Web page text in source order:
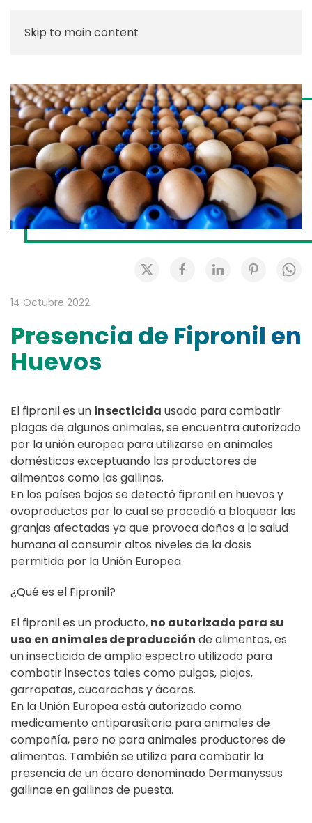
Skip to main content
14 Octubre 2022
Presencia de Fipronil en
Huevos
El fipronil es un insecticida usado para combatir
plagas de algunos animales, se encuentra autorizado
por la unión europea para utilizarse en animales
domésticos exceptuando los productores de
alimentos como las gallinas.
En los países bajos se detectó fipronil en huevos y
ovoproductos por lo cual se procedió a bloquear las
granjas afectadas ya que provoca daños a la salud
humana al consumir altos niveles de la dosis
permitida por la Unión Europea.
¿Qué es el Fipronil?
El fipronil es un producto, no autorizado para su
uso en animales de producción de alimentos, es
un insecticida de amplio espectro utilizado para
combatir insectos tales como pulgas, piojos,
garrapatas, cucarachas y ácaros.
En la Unión Europea está autorizado como
medicamento antiparasitario para animales de
compañía, pero no para animales productores de
alimentos. También se utiliza para combatir la
presencia de un ácaro denominado Dermanyssus
gallinae en gallinas de puesta.